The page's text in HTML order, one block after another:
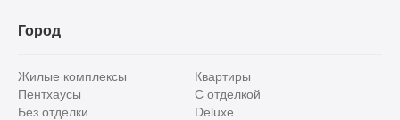
Город
Жилые комплексы
Квартиры
Пентхаусы
С отделкой
Без отделки
Deluxe